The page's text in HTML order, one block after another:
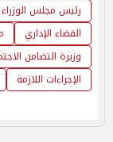
رئيس مجلس الوزراء
القضاء الإداري
وزيرة التضامن
الإجراءات اللازمة